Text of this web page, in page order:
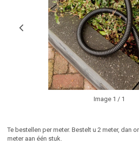
Image 1 / 1
Te bestellen per meter. Bestelt u 2 meter, dan
meter aan één stuk.